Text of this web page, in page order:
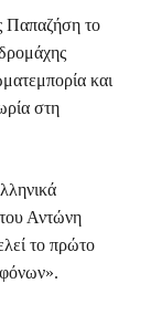
Παπαζήση το
και
στη
Αντώνη
το πρώτο